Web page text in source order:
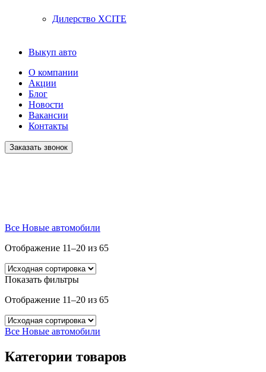
Дилерство XCITE
Выкуп авто
О компании
Акции
Блог
Новости
Вакансии
Контакты
Заказать звонок
Все Новые автомобили
Отображение 11–20 из 65
Показать фильтры
Отображение 11–20 из 65
Все Новые автомобили
Категории товаров